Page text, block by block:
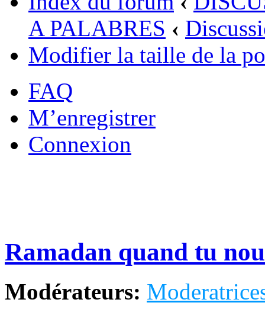
A PALABRES ‹
Modifier la taille de la
FAQ
M’enregistrer
Connexion
Ramadan quand tu
Modérateurs: